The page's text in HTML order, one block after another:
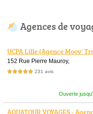
Agences de
UCPA Lille (Agence Moov'
152 Rue Pierre Mauroy,
5,0 étoiles sur 5 231 avis
Ouverte
AQUATOUR VOYAGES -